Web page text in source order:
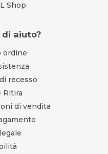
Shop
di aiuto?
ordine
recesso
Ritira
di vendita